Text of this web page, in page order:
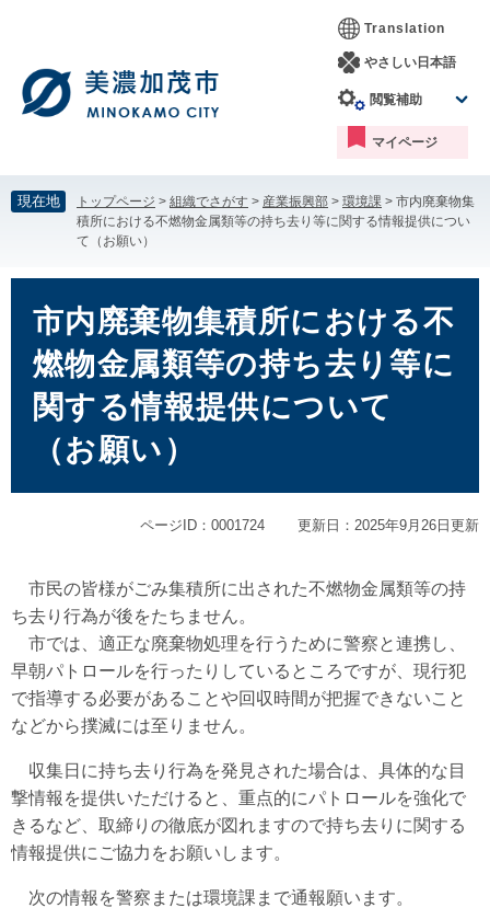
す。
し
て
本
Translation
やさしい日本語
閲覧補助
マイページ
現在地 トップページ > 組織でさがす > 産業振興部 > 環境課 > 市内廃棄物集
積所における不燃物金属類等の持ち去り等に関する情報提供につい
て（お願い）
市内廃棄物集積所における不
燃物金属類等の持ち去り等に
関する情報提供について
（お願い）
ページID：0001724 更新日：2025年9月26日更新
市民の皆様がごみ集積所に出された不燃物金属類等の持
ち去り行為が後をたちません。
市では、適正な廃棄物処理を行うために警察と連携し、
早朝パトロールを行ったりしているところですが、現行犯
で指導する必要があることや回収時間が把握できないこと
などから撲滅には至りません。
収集日に持ち去り行為を発見された場合は、具体的な目
撃情報を提供いただけると、重点的にパトロールを強化で
きるなど、取締りの徹底が図れますので持ち去りに関する
情報提供にご協力をお願いします。
次の情報を警察または環境課まで通報願います。